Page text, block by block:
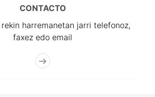
CONTACTO
rekin harremanetan jarri telefonoz,
faxez edo email